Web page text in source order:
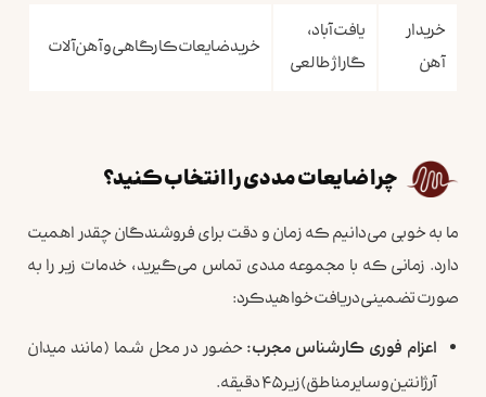
خریدار
آهن
یافت آباد،
گاراژ طالعی
خرید ضایعات کارگاهی و آهن‌آلات
چرا ضایعات مددی را انتخاب کنید؟
ما به خوبی می‌دانیم که زمان و دقت برای فروشندگان چقدر اهمیت
دارد. زمانی که با مجموعه مددی تماس می‌گیرید، خدمات زیر را به
صورت تضمینی دریافت خواهید کرد:
اعزام فوری کارشناس مجرب: حضور در محل شما (مانند میدان
آرژانتین و سایر مناطق) زیر ۴۵ دقیقه.